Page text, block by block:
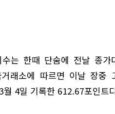
는 한때 단숨에 전날 종가
래소에 따르면 이날 장중
4일 기록한 612.67포인트